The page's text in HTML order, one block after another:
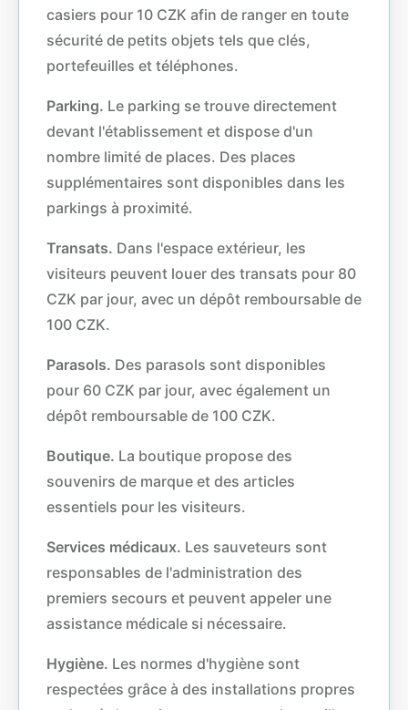
casiers pour 10 CZK afin de ranger en toute
sécurité de petits objets tels que clés,
portefeuilles et téléphones.
Parking. Le parking se trouve directement
devant l'établissement et dispose d'un
nombre limité de places. Des places
supplémentaires sont disponibles dans les
parkings à proximité.
Transats. Dans l'espace extérieur, les
visiteurs peuvent louer des transats pour 80
CZK par jour, avec un dépôt remboursable de
100 CZK.
Parasols. Des parasols sont disponibles
pour 60 CZK par jour, avec également un
dépôt remboursable de 100 CZK.
Boutique. La boutique propose des
souvenirs de marque et des articles
essentiels pour les visiteurs.
Services médicaux. Les sauveteurs sont
responsables de l'administration des
premiers secours et peuvent appeler une
assistance médicale si nécessaire.
Hygiène. Les normes d'hygiène sont
respectées grâce à des installations propres